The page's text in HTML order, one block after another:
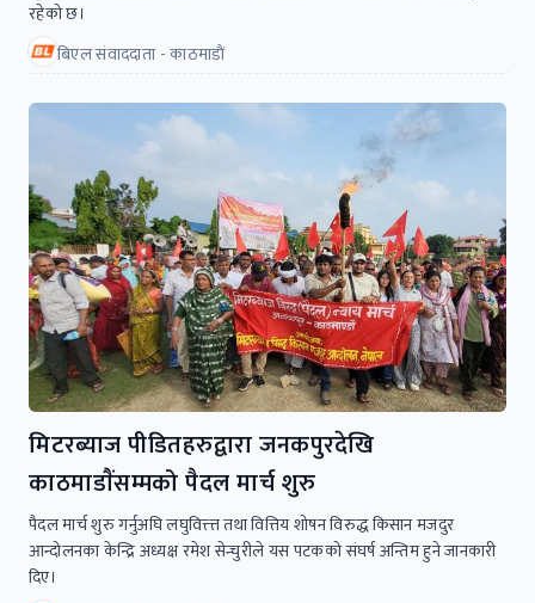
रहेको छ।
बिएल संवाददाता - काठमाडाैं
मिटरब्याज पीडितहरुद्वारा जनकपुरदेखि
काठमाडाैंसम्मको पैदल मार्च शुरु
पैदल मार्च शुरु गर्नुअघि लघुवित्त्त्त तथा वित्तिय शोषन विरुद्ध किसान मजदुर
आन्दोलनका केन्द्रि अध्यक्ष रमेश सेन्चुरीले यस पटकको संघर्ष अन्तिम हुने जानकारी
दिए।